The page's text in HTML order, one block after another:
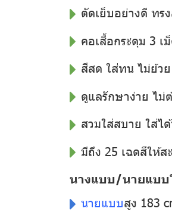
ตัดเย็บอย่างดี ทร
คอเสื้อกระดุม 3 เ
สีสด ใส่ทน ไม่ย้วย
ดูแลรักษาง่าย ไม่
สวมใส่สบาย ใส่ไ
มีถึง 25 เฉดสีให้
นางแบบ/นายแบบ
นายแบบสูง 183